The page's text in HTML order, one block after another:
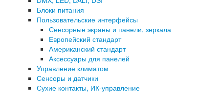
Блоки питания
Пользовательские интерфейсы
Сенсорные экраны и панели, зеркала
Европейский стандарт
Американский стандарт
Аксессуары для панелей
Управление климатом
Сенсоры и датчики
Сухие контакты, ИК-управление